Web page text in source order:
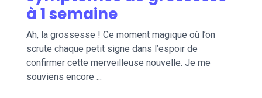
à 1 semaine
Ah, la grossesse ! Ce moment magique où l’on
scrute chaque petit signe dans l’espoir de
confirmer cette merveilleuse nouvelle. Je me
souviens encore ...